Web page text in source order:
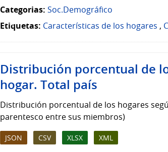
Categorias: Soc.Demográfico
Etiquetas: Características de los hogares ,
Distribución porcentual de
hogar. Total país
Distribución porcentual de los hogares
parentesco entre sus miembros)
JSON CSV XLSX XML